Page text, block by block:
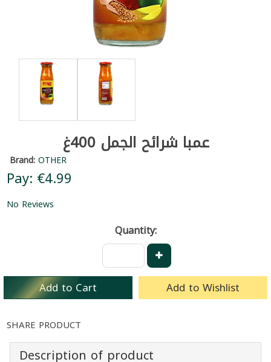
عمبا شرائح الجمل 400غ
Brand:OTHER
Pay: €4.99
No Reviews
Quantity:
Add to Cart Add to Wishlist
SHARE PRODUCT
Description of product